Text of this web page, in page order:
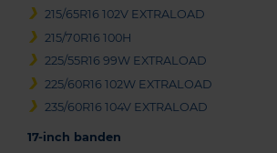
215/65R16 102V EXTRALOAD
215/70R16 100H
225/55R16 99W EXTRALOAD
225/60R16 102W EXTRALOAD
235/60R16 104V EXTRALOAD
17-inch banden